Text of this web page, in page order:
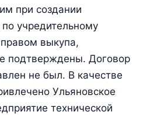
при создании
учредительному
выкупа,
подтверждены. Договор
не был. В качестве
Ульяновское
технической